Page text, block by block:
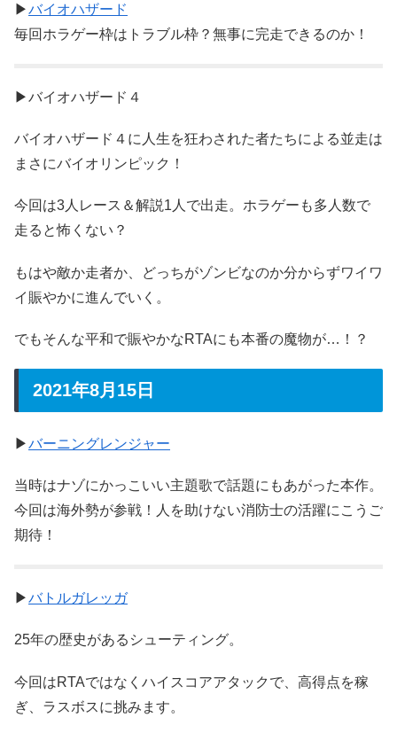
▶バイオハザード
毎回ホラゲー枠はトラブル枠？無事に完走できるのか！
▶バイオハザード４
バイオハザード４に人生を狂わされた者たちによる並走は
まさにバイオリンピック！
今回は3人レース＆解説1人で出走。ホラゲーも多人数で
走ると怖くない？
もはや敵か走者か、どっちがゾンビなのか分からずワイワ
イ賑やかに進んでいく。
でもそんな平和で賑やかなRTAにも本番の魔物が…！？
2021年8月15日
▶バーニングレンジャー
当時はナゾにかっこいい主題歌で話題にもあがった本作。
今回は海外勢が参戦！人を助けない消防士の活躍にこうご
期待！
▶バトルガレッガ
25年の歴史があるシューティング。
今回はRTAではなくハイスコアアタックで、高得点を稼
ぎ、ラスボスに挑みます。